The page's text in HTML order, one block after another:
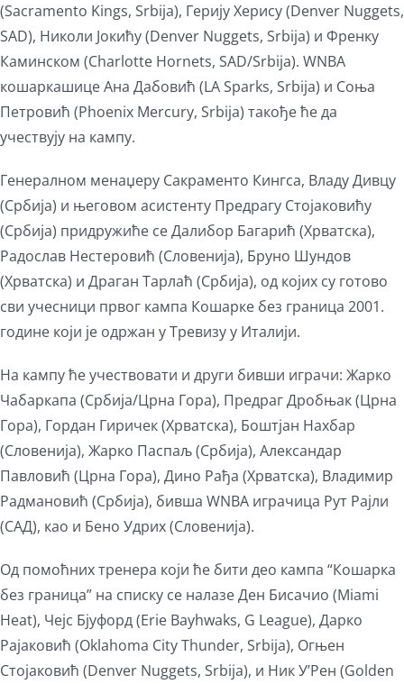
(Sacramento Kings, Srbija), Герију Херису (Denver Nuggets,
SAD), Николи Јокићу (Denver Nuggets, Srbija) и Френку
Каминском (Charlotte Hornets, SAD/Srbija). WNBA
кошаркашице Ана Дабовић (LA Sparks, Srbija) и Соња
Петровић (Phoenix Mercury, Srbija) такође ће да
учествују на кампу.
Генералном менаџеру Сакраменто Кингса, Владу Дивцу
(Србија) и његовом асистенту Предрагу Стојаковићу
(Србија) придружиће се Далибор Багарић (Хрватска),
Радослав Нестеровић (Словенија), Бруно Шундов
(Хрватска) и Драган Тарлаћ (Србија), од којих су готово
сви учесници првог кампа Кошарке без граница 2001.
године који је одржан у Тревизу у Италији.
На кампу ће учествовати и други бивши играчи: Жарко
Чабаркапа (Србија/Црна Гора), Предраг Дробњак (Црна
Гора), Гордан Гиричек (Хрватска), Боштјан Нахбар
(Словенија), Жарко Паспаљ (Србија), Александар
Павловић (Црна Гора), Дино Рађа (Хрватска), Владимир
Радмановић (Србија), бивша WNBA играчица Рут Рајли
(САД), као и Бено Удрих (Словенија).
Од помоћних тренера који ће бити део кампа “Кошарка
без граница” на списку се налазе Ден Бисачио (Miami
Heat), Чејс Бјуфорд (Erie Bayhwaks, G League), Дарко
Рајаковић (Oklahoma City Thunder, Srbija), Огњен
Стојаковић (Denver Nuggets, Srbija), и Ник У’Рен (Golden